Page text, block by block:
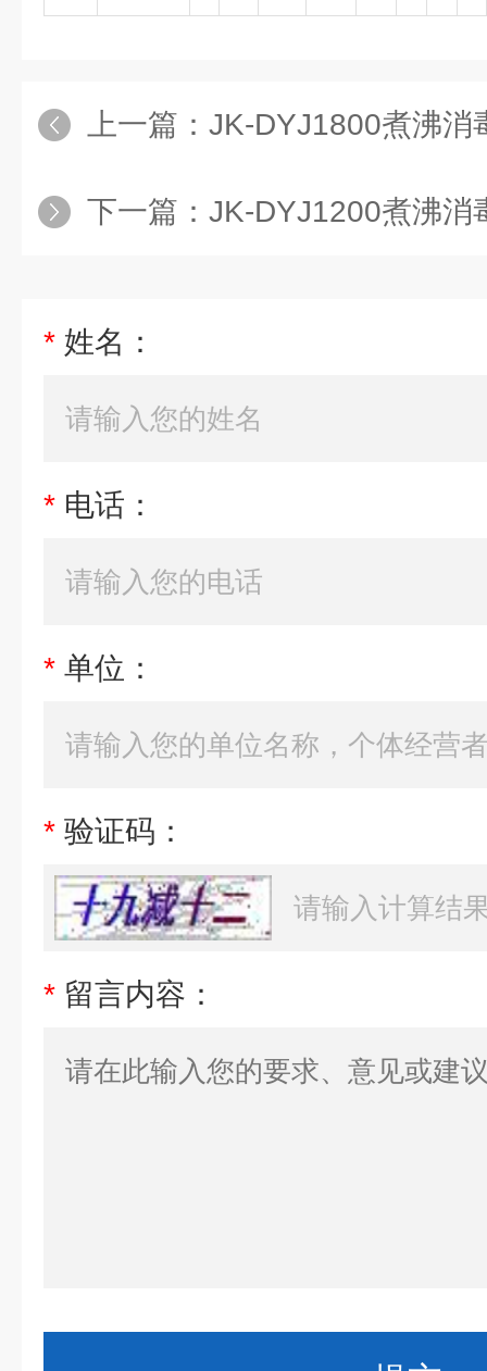
上一篇： JK-DYJ1800煮沸消
下一篇： JK-DYJ1200煮沸消
* 姓名：
* 电话：
* 单位：
* 验证码：
* 留言内容：